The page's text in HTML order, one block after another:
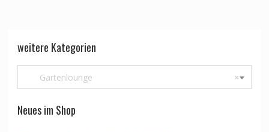
weitere Kategorien
×
Gartenlounge
Neues im Shop